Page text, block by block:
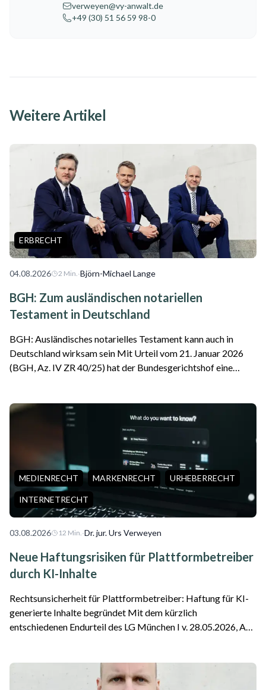
verweyen@vy-anwalt.de
+49 (30) 51 56 59 98-0
Weitere Artikel
ERBRECHT
04.08.2026 2 Min.·Björn-Michael Lange
BGH: Zum ausländischen notariellen
Testament in Deutschland
BGH: Ausländisches notarielles Testament kann auch in
Deutschland wirksam sein Mit Urteil vom 21. Januar 2026
(BGH, Az. IV ZR 40/25) hat der Bundesgerichtshof eine
MEDIENRECHT MARKENRECHT URHEBERRECHT
INTERNETRECHT
03.08.2026 12 Min.·Dr. jur. Urs Verweyen
Neue Haftungsrisiken für Plattformbetreiber
durch KI-Inhalte
Rechtsunsicherheit für Plattformbetreiber: Haftung für KI-
generierte Inhalte begründet Mit dem kürzlich
entschiedenen Endurteil des LG München I v. 28.05.2026, Az.